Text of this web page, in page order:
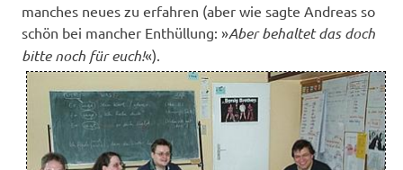
manches neues zu erfahren (aber wie sagte Andreas so
schön bei mancher Enthüllung: »Aber behaltet das doch
bitte noch für euch!«).